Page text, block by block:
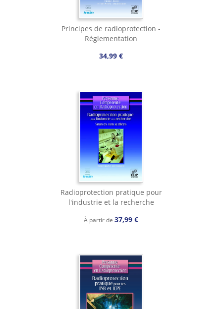
Principes de radioprotection -
Réglementation
34,99 €
Radioprotection pratique pour
l'industrie et la recherche
À partir de 37,99 €